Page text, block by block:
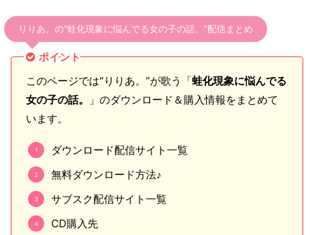
りりあ。の“蛙化現象に悩んでる女の子の話。”配信まとめ
ポイント
このページでは“りりあ。”が歌う「蛙化現象に悩んでる
女の子の話。
」のダウンロード＆購入情報をまとめて
います。
ダウンロード配信サイト一覧
無料ダウンロード方法♪
サブスク配信サイト一覧
CD購入先